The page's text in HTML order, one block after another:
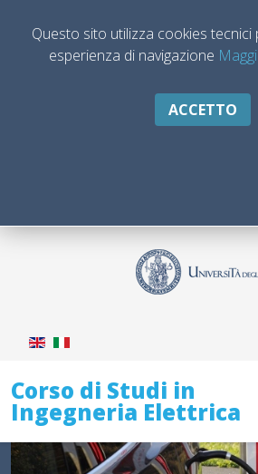
Corso di Studi in
Ingegneria Elettrica
Questo sito utilizza cookies tecnici
esperienza di navigazione
ACCETTO